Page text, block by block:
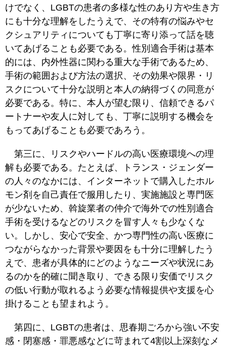
けでなく、LGBTの患者の多様な性のあり方や生き方
にも十分な理解をしたうえで、その特有の悩みやセ
クシュアリティについても丁寧に寄り添って話を聴
いてあげることも必要である。性別適合手術は基本
的には、内外性器に関わる重大な手術であるため、
手術の範囲および方法の選択、その効果や限界・リ
スクについて十分な説明と本人の納得づくの同意が
必要である。特に、本人が望む限り、信頼できるパ
ートナーや友人に対しても、丁寧に説明する機会を
もってあげることも必要であろう。
第三に、リスクやハードルの高い医療環境への理
解も必要である。たとえば、トランス・ジェンダー
の人々のなかには、インターネットで購入したホル
モン剤を自己責任で服用したり、実施施設と専門医
が少ないため、斡旋業者の仲介で海外での性別適合
手術を受けるなどのリスクを冒す人々も少なくな
い。しかし、安心で安全、かつ専門性の高い医療に
つながらなかった背景や要因をも十分に理解したう
えで、患者が具体的にどのようなニーズや状況にあ
るのかを的確に聞き取り、できる限り安価でリスク
の低い行動が取れるよう必要な情報提供や支援を心
掛けることも望まれよう。
第四に、LGBTの患者は、思春期ごろから強い不安
感・閉塞感・罪悪感などに苛まれて4割以上深刻なメ